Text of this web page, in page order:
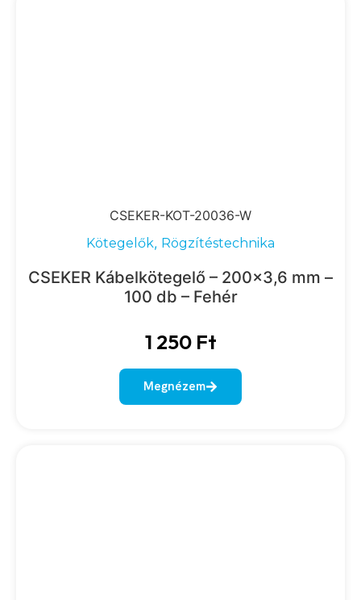
CSEKER-KOT-20036-W
Kötegelők, Rögzítéstechnika
CSEKER Kábelkötegelő – 200×3,6 mm –
100 db – Fehér
1 250 Ft
Megnézem